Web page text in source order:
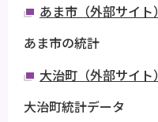
あま市（外部サイト）
あま市の統計
大治町（外部サイト）
大治町統計データ